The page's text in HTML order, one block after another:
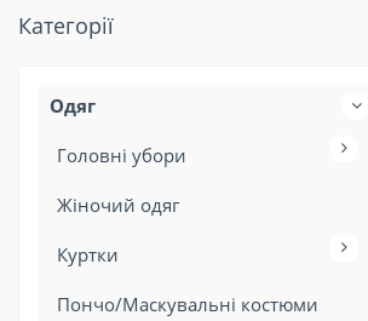
Категорії
Одяг
Головні убори
Жіночий одяг
Куртки
Пончо/Маскувальні костюми